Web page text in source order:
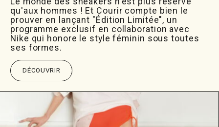
qu'aux hommes ! Et Courir compte bien le
prouver en lançant "Édition Limitée", un
programme exclusif en collaboration avec
Nike qui honore le style féminin sous toutes
ses formes.
DÉCOUVRIR